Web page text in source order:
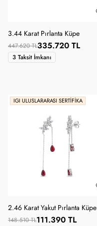
3.44 Karat Pırlanta Küpe
447.620 TL335.720 TL
3 Taksit İmkanı
IGI ULUSLARARASI SERTIFIKA
2.46 Karat Yakut Pırlanta Küpe
148.510 TL111.390 TL